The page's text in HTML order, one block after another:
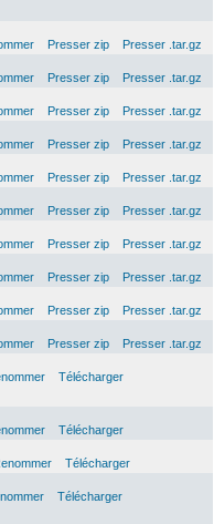
Presser zip
Presser .tar.gz
Presser zip
Presser .tar.gz
Presser zip
Presser .tar.gz
Presser zip
Presser .tar.gz
Presser zip
Presser .tar.gz
Presser zip
Presser .tar.gz
Presser zip
Presser .tar.gz
Presser zip
Presser .tar.gz
Presser zip
Presser .tar.gz
Presser zip
Presser .tar.gz
Télécharger
Télécharger
Télécharger
Télécharger